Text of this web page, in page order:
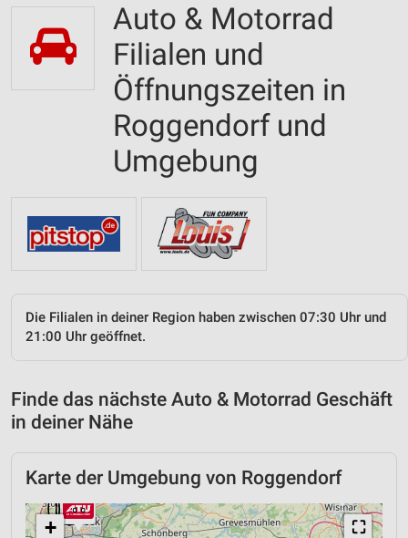
Auto & Motorrad
Filialen und
Öffnungszeiten in
Roggendorf und
Umgebung
Die Filialen in deiner Region haben zwischen 07:30 Uhr und
21:00 Uhr geöffnet.
Finde das nächste Auto & Motorrad Geschäft
in deiner Nähe
Karte der Umgebung von Roggendorf
⛶
+